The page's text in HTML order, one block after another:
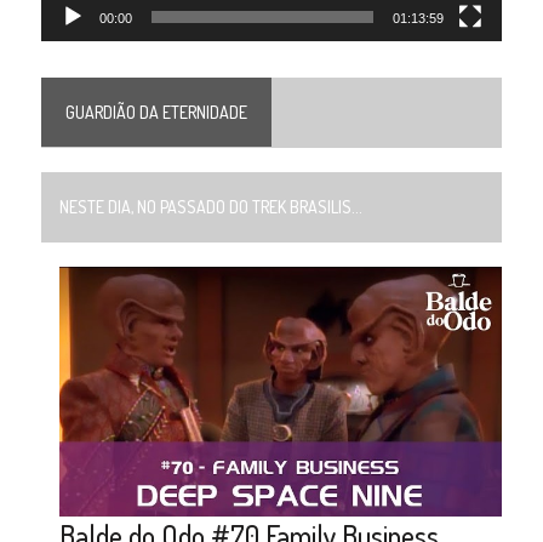
00:00 01:13:59
GUARDIÃO DA ETERNIDADE
NESTE DIA, NO PASSADO DO TREK BRASILIS...